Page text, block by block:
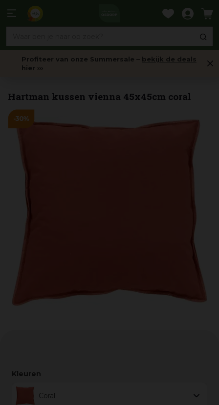
naar
Profiteer van onze Summersale – bekijk de deals
hier ›››
Hartman kussen vienna 45x45cm coral
Kleuren
Coral